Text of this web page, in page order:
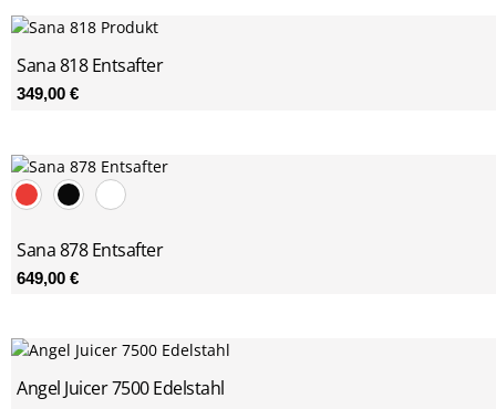
Sana 818 Entsafter
349,00 €
Sana 878 Entsafter
649,00 €
Angel Juicer 7500 Edelstahl